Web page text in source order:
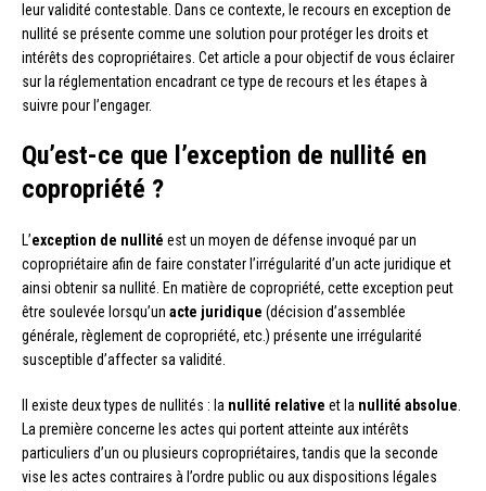
leur validité contestable. Dans ce contexte, le recours en exception de
nullité se présente comme une solution pour protéger les droits et
intérêts des copropriétaires. Cet article a pour objectif de vous éclairer
sur la réglementation encadrant ce type de recours et les étapes à
suivre pour l’engager.
Qu’est-ce que l’exception de nullité en
copropriété ?
L’exception de nullité est un moyen de défense invoqué par un
copropriétaire afin de faire constater l’irrégularité d’un acte juridique et
ainsi obtenir sa nullité. En matière de copropriété, cette exception peut
être soulevée lorsqu’un acte juridique (décision d’assemblée
générale, règlement de copropriété, etc.) présente une irrégularité
susceptible d’affecter sa validité.
Il existe deux types de nullités : la nullité relative et la nullité absolue.
La première concerne les actes qui portent atteinte aux intérêts
particuliers d’un ou plusieurs copropriétaires, tandis que la seconde
vise les actes contraires à l’ordre public ou aux dispositions légales